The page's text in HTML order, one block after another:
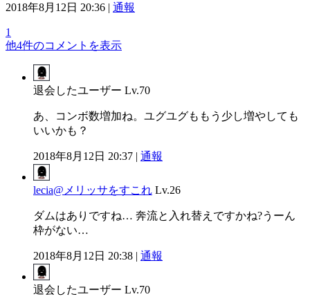
2018年8月12日 20:36 | 通報
1
他4件のコメントを表示
退会したユーザー Lv.70
あ、コンボ数増加ね。ユグユグももう少し増やしても
いいかも？
2018年8月12日 20:37 | 通報
lecia@メリッサをすこれ Lv.26
ダムはありですね… 奔流と入れ替えですかね?うーん
枠がない…
2018年8月12日 20:38 | 通報
退会したユーザー Lv.70